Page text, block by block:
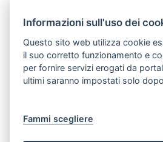
34/2023 convertito con
56/2023, nonché della
Dirigente Sezione Strategie e
n. 154 del 29.03.2024
Sezione:Determinazioni dirigenziali
Informazioni sull'uso dei
Questo sito web utilizza cookie
il suo corretto funzionamento e
per fornire servizi erogati da
ultimi saranno impostati solo
Fammi scegliere